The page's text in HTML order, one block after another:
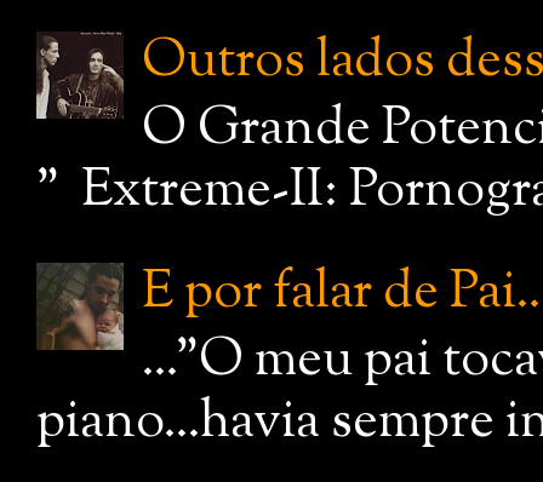
Outros lados
O Grande
" Extreme-II:
E por falar de
..."O meu pai
piano...havia sempre